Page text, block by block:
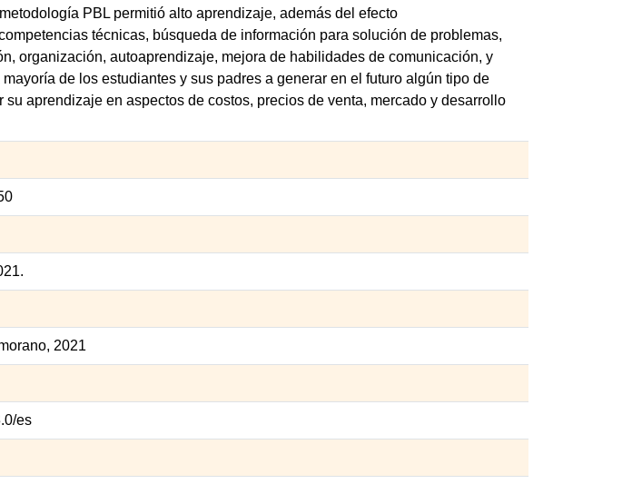
PBL permitió alto aprendizaje, además del efecto
técnicas, búsqueda de información para solución de problemas,
organización, autoaprendizaje, mejora de habilidades de comunicación, y
de los estudiantes y sus padres a generar en el futuro algún tipo de
aprendizaje en aspectos de costos, precios de venta, mercado y desarrollo
2021
es